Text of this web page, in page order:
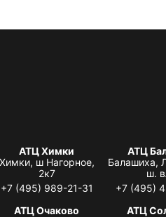
АТЦ Химки
Химки, ш Нагорное,
2к7
+7 (495) 989-21-31
АТЦ
Балашиха,
ш.
+7 (495)
АТЦ Очаково
АТЦ